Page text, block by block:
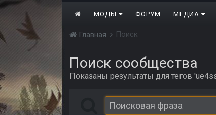
МОДЫ ФОРУМ МЕДИА
Главная Поиск
Поиск сообщества
Показаны результаты для тегов